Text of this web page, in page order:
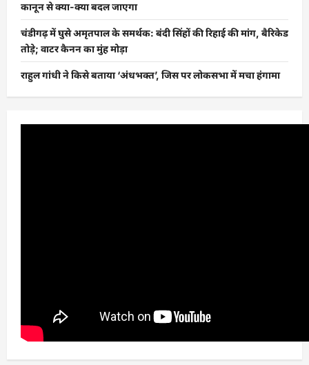
कानून से क्या-क्या बदल जाएगा
चंडीगढ़ में घुसे अमृतपाल के समर्थक: बंदी सिंहों की रिहाई की मांग, बैरिकेड
तोड़े; वाटर कैनन का मुंह मोड़ा
राहुल गांधी ने किसे बताया ‘अंधभक्त’, जिस पर लोकसभा में मचा हंगामा